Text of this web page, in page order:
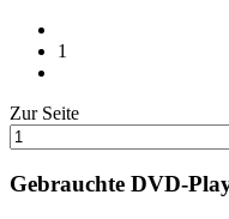
1
Zur Seite
Gebrauchte DVD-